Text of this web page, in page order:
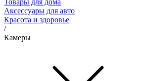
Товары для дома
Аксессуары для авто
Красота и здоровье
/
Камеры